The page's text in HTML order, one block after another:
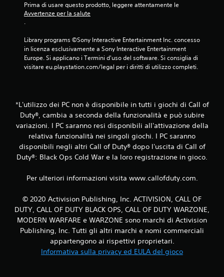
v
a
u
t
a
z
i
o
n
i
Prima di usare questo prodotto, leggere attentamente le
Avvertenze per la salute
.
Library programs ©Sony Interactive Entertainment Inc. concesso
in licenza esclusivamente a Sony Interactive Entertainment
Europe. Si applicano i Termini d'uso del software. Si consiglia di
visitare eu.playstation.com/legal per i diritti di utilizzo completi.
*L'utilizzo dei PC non è disponibile in tutti i giochi di Call of
Duty®, cambia a seconda della funzionalità e può subire
variazioni. I PC saranno resi disponibili all'attivazione della
relativa funzionalità nei singoli giochi. I PC saranno
disponibili negli altri Call of Duty® dopo l'uscita di Call of
Duty®: Black Ops Cold War e la loro registrazione in gioco.
Per ulteriori informazioni visita www.callofduty.com.
© 2020 Activision Publishing, Inc. ACTIVISION, CALL OF
DUTY, CALL OF DUTY BLACK OPS, CALL OF DUTY WARZONE,
MODERN WARFARE e WARZONE sono marchi di Activision
Publishing, Inc. Tutti gli altri marchi e nomi commerciali
appartengono ai rispettivi proprietari.
Informativa sulla privacy ed EULA del gioco